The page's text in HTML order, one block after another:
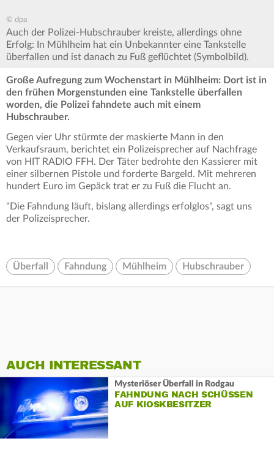
© dpa
Auch der Polizei-Hubschrauber kreiste, allerdings ohne
Erfolg: In Mühlheim hat ein Unbekannter eine Tankstelle
überfallen und ist danach zu Fuß geflüchtet (Symbolbild).
Große Aufregung zum Wochenstart in Mühlheim: Dort ist in
den frühen Morgenstunden eine Tankstelle überfallen
worden, die Polizei fahndete auch mit einem
Hubschrauber.
Gegen vier Uhr stürmte der maskierte Mann in den
Verkaufsraum, berichtet ein Polizeisprecher auf Nachfrage
von HIT RADIO FFH. Der Täter bedrohte den Kassierer mit
einer silbernen Pistole und forderte Bargeld. Mit mehreren
hundert Euro im Gepäck trat er zu Fuß die Flucht an.
"Die Fahndung läuft, bislang allerdings erfolglos", sagt uns
der Polizeisprecher.
Überfall Fahndung Mühlheim Hubschrauber
AUCH INTERESSANT
Mysteriöser Überfall in Rodgau
FAHNDUNG NACH SCHÜSSEN
AUF KIOSKBESITZER